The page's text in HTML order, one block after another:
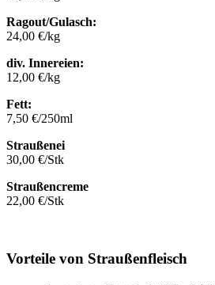
Ragout/Gulasch:
24,00 €/kg
div. Innereien:
12,00 €/kg
Fett:
7,50 €/250ml
Straußenei
30,00 €/Stk
Straußencreme
22,00 €/Stk
Vorteile von Straußenfleisch